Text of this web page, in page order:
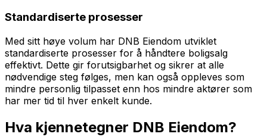
Standardiserte prosesser
Med sitt høye volum har DNB Eiendom utviklet
standardiserte prosesser for å håndtere boligsalg
effektivt. Dette gir forutsigbarhet og sikrer at alle
nødvendige steg følges, men kan også oppleves som
mindre personlig tilpasset enn hos mindre aktører som
har mer tid til hver enkelt kunde.
Hva kjennetegner DNB Eiendom?